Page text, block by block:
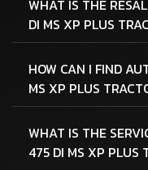
WHAT IS THE
DI MS XP PLUS
HOW CAN I FIND
MS XP PLUS
WHAT IS THE
475 DI MS XP PLUS